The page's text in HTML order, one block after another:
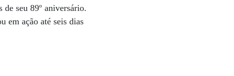
de seu 89º aniversário.
em ação até seis dias